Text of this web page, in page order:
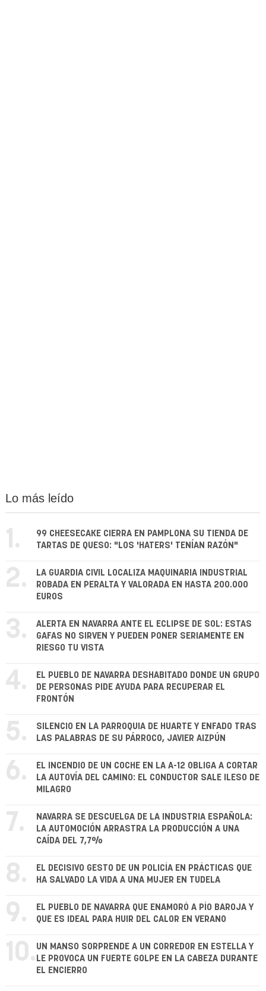
Lo más leído
1.
99 CHEESECAKE CIERRA EN PAMPLONA SU TIENDA DE
TARTAS DE QUESO: "LOS 'HATERS' TENÍAN RAZÓN"
2.
LA GUARDIA CIVIL LOCALIZA MAQUINARIA INDUSTRIAL
ROBADA EN PERALTA Y VALORADA EN HASTA 200.000
EUROS
3.
ALERTA EN NAVARRA ANTE EL ECLIPSE DE SOL: ESTAS
GAFAS NO SIRVEN Y PUEDEN PONER SERIAMENTE EN
RIESGO TU VISTA
4.
EL PUEBLO DE NAVARRA DESHABITADO DONDE UN GRUPO
DE PERSONAS PIDE AYUDA PARA RECUPERAR EL
FRONTÓN
5.
SILENCIO EN LA PARROQUIA DE HUARTE Y ENFADO TRAS
LAS PALABRAS DE SU PÁRROCO, JAVIER AIZPÚN
6.
EL INCENDIO DE UN COCHE EN LA A-12 OBLIGA A CORTAR
LA AUTOVÍA DEL CAMINO: EL CONDUCTOR SALE ILESO DE
MILAGRO
7.
NAVARRA SE DESCUELGA DE LA INDUSTRIA ESPAÑOLA:
LA AUTOMOCIÓN ARRASTRA LA PRODUCCIÓN A UNA
CAÍDA DEL 7,7%
8.
EL DECISIVO GESTO DE UN POLICÍA EN PRÁCTICAS QUE
HA SALVADO LA VIDA A UNA MUJER EN TUDELA
9.
EL PUEBLO DE NAVARRA QUE ENAMORÓ A PÍO BAROJA Y
QUE ES IDEAL PARA HUIR DEL CALOR EN VERANO
10. UN MANSO SORPRENDE A UN CORREDOR EN ESTELLA Y
LE PROVOCA UN FUERTE GOLPE EN LA CABEZA DURANTE
EL ENCIERRO